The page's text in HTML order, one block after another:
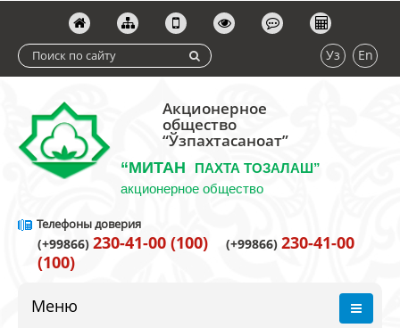
Уз En
Акционерное
общество
“Ўзпахтасаноат”
“МИТАН
ПАХТА ТОЗАЛАШ”
акционерное общество
Телефоны доверия
(+99866) 230-41-00 (100) (+99866) 230-41-00
(100)
Меню